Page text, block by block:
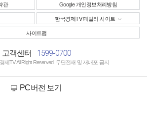
관 Google 개인정보처리방침
한국경제TV 패밀리 사이트
사이트맵
고객센터 1599-0700
제TV All Right Reserved. 무단전재 및 재배포 금지
PC버전 보기